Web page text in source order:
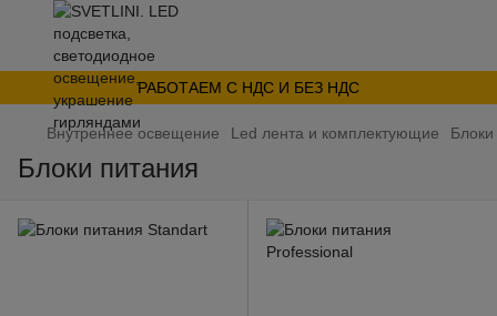
РАБОТАЕМ С НДС И БЕЗ НДС
Внутреннее освещение Led лента и комплектующие
Блоки питания